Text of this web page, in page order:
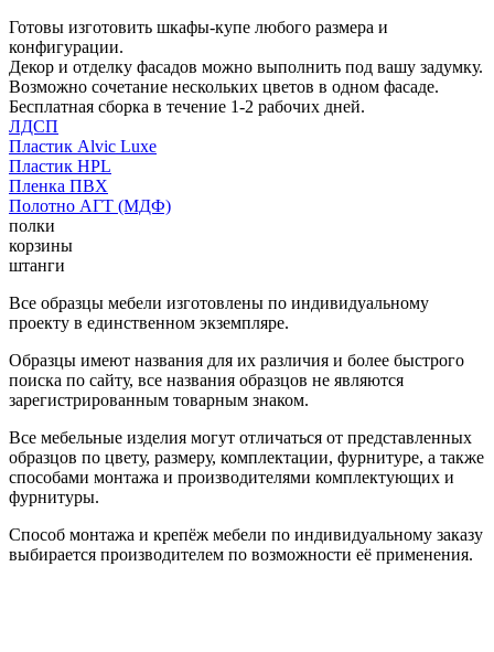
Готовы изготовить шкафы-купе любого размера и
конфигурации.
Декор и отделку фасадов можно выполнить под вашу задумку.
Возможно сочетание нескольких цветов в одном фасаде.
Бесплатная сборка в течение 1-2 рабочих дней.
ЛДСП
Пластик Alvic Luxe
Пластик HPL
Пленка ПВХ
Полотно АГТ (МДФ)
полки
корзины
штанги
Все образцы мебели изготовлены по индивидуальному
проекту в единственном экземпляре.
Образцы имеют названия для их различия и более быстрого
поиска по сайту, все названия образцов не являются
зарегистрированным товарным знаком.
Все мебельные изделия могут отличаться от представленных
образцов по цвету, размеру, комплектации, фурнитуре, а также
способами монтажа и производителями комплектующих и
фурнитуры.
Способ монтажа и крепёж мебели по индивидуальному заказу
выбирается производителем по возможности её применения.